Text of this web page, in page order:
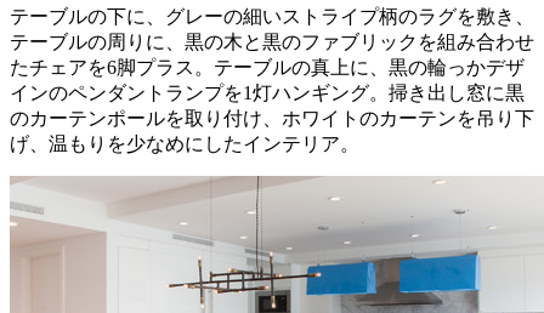
テーブルの下に、グレーの細いストライプ柄のラグを敷き、
テーブルの周りに、黒の木と黒のファブリックを組み合わせ
たチェアを6脚プラス。テーブルの真上に、黒の輪っかデザ
インのペンダントランプを1灯ハンギング。掃き出し窓に黒
のカーテンポールを取り付け、ホワイトのカーテンを吊り下
げ、温もりを少なめにしたインテリア。